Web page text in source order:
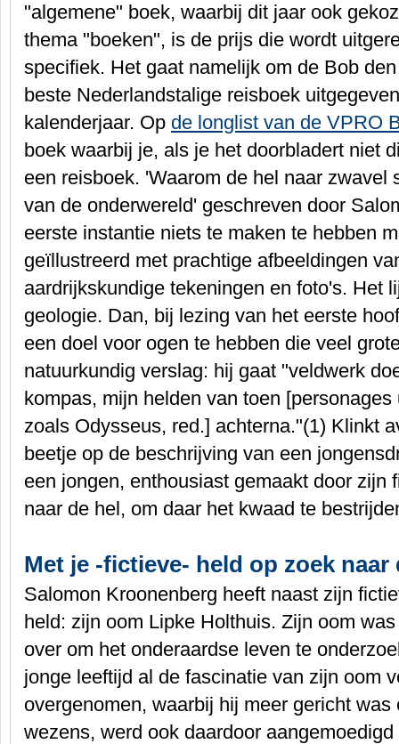
"algemene" boek, waarbij dit jaar ook
thema "boeken", is de prijs die wordt
specifiek. Het gaat namelijk om de Bob
beste Nederlandstalige reisboek
kalenderjaar. Op de longlist van de VPRO
boek waarbij je, als je het doorbladert niet
een reisboek. 'Waarom de hel naar zwavel
van de onderwereld' geschreven door
eerste instantie niets te maken te hebben
geïllustreerd met prachtige afbeeldingen
aardrijkskundige tekeningen en foto's. Het
geologie. Dan, bij lezing van het eerste
een doel voor ogen te hebben die veel
natuurkundig verslag: hij gaat "veldwerk
kompas, mijn helden van toen
zoals Odysseus, red.] achterna."(1) Klinkt
beetje op de beschrijving van een
een jongen, enthousiast gemaakt door zijn
naar de hel, om daar het kwaad te
Met je -fictieve- held op zoek naar
Salomon Kroonenberg heeft naast zijn
held: zijn oom Lipke Holthuis. Zijn oom
over om het onderaardse leven te
jonge leeftijd al de fascinatie van zijn oom
overgenomen, waarbij hij meer gericht
wezens, werd ook daardoor